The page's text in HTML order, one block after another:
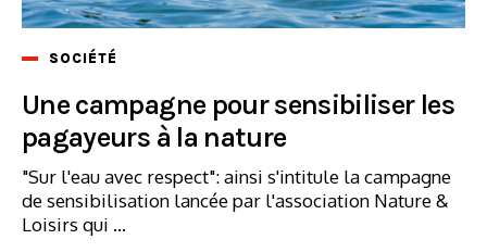
SOCIÉTÉ
Une campagne pour sensibiliser les
pagayeurs à la nature
"Sur l'eau avec respect": ainsi s'intitule la campagne
de sensibilisation lancée par l'association Nature &
Loisirs qui ...